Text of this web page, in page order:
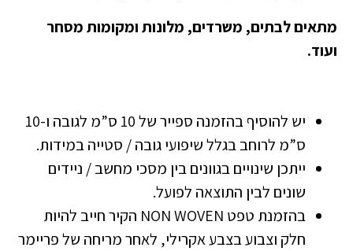
מתאים לבתים, משרדים, מלונות ומקומות מסחר
ועוד.
יש להוסיף בהזמנה ספייר של 10 ס”מ לגובה ו-10
ס”מ לרוחב בגלל שיפועי גובה / סטייה במידות.
ייתכן שינויים בגוונים בין מסכי מחשב / ניידים
שונים לבין התוצאה לפועל.
בהזמנת טפט NON WOVEN הקיר חייב להיות
חלק וצבוע בצבע אקרילי, לאחר מריחה של פריימר